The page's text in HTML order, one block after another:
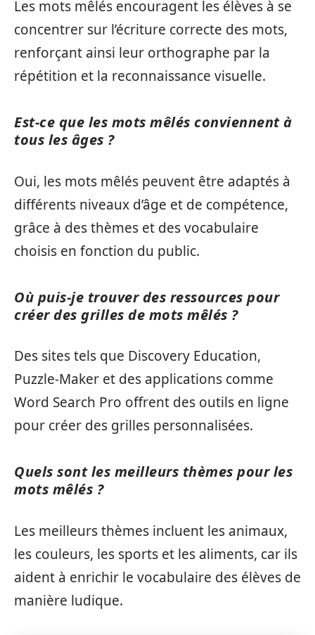
Les mots mêlés encouragent les élèves à se
concentrer sur l’écriture correcte des mots,
renforçant ainsi leur orthographe par la
répétition et la reconnaissance visuelle.
Est-ce que les mots mêlés conviennent à
tous les âges ?
Oui, les mots mêlés peuvent être adaptés à
différents niveaux d’âge et de compétence,
grâce à des thèmes et des vocabulaire
choisis en fonction du public.
Où puis-je trouver des ressources pour
créer des grilles de mots mêlés ?
Des sites tels que Discovery Education,
Puzzle-Maker et des applications comme
Word Search Pro offrent des outils en ligne
pour créer des grilles personnalisées.
Quels sont les meilleurs thèmes pour les
mots mêlés ?
Les meilleurs thèmes incluent les animaux,
les couleurs, les sports et les aliments, car ils
aident à enrichir le vocabulaire des élèves de
manière ludique.